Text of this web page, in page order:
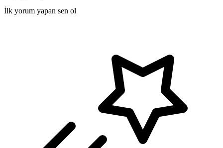
İlk yorum yapan sen ol